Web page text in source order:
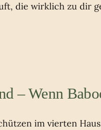
die wirklich zu dir
– Wenn
im vierten